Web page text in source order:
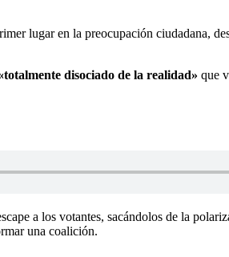
lugar en la preocupación ciudadana,
disociado de la realidad» que
a los votantes, sacándolos de la
una coalición.